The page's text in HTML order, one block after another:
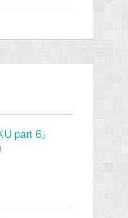
part 6』